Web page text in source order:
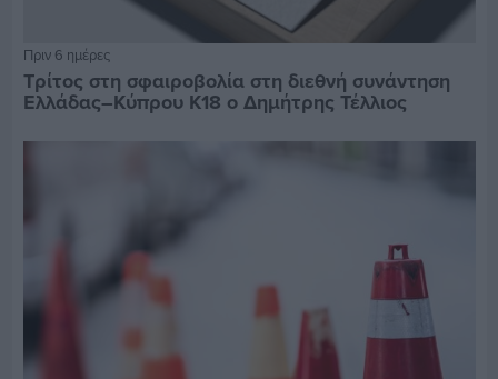
Πριν 6 ημέρες
Τρίτος στη σφαιροβολία στη διεθνή συνάντηση
Ελλάδας–Κύπρου Κ18 ο Δημήτρης Τέλλιος